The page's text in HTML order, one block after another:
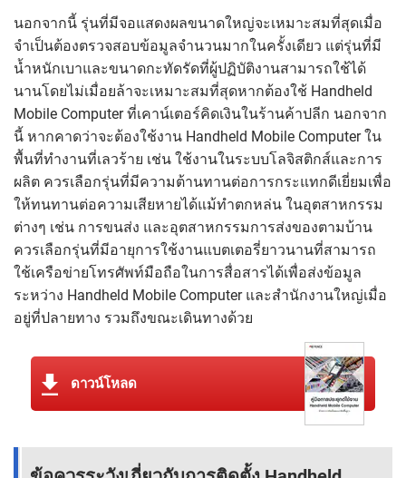
นอกจากนี้ รุ่นที่มีจอแสดงผลขนาดใหญ่จะเหมาะสมที่สุดเมื่อ
จำเป็นต้องตรวจสอบข้อมูลจำนวนมากในครั้งเดียว แต่รุ่นที่มี
น้ำหนักเบาและขนาดกะทัดรัดที่ผู้ปฏิบัติงานสามารถใช้ได้
นานโดยไม่เมื่อยล้าจะเหมาะสมที่สุดหากต้องใช้ Handheld
Mobile Computer ที่เคาน์เตอร์คิดเงินในร้านค้าปลีก นอกจาก
นี้ หากคาดว่าจะต้องใช้งาน Handheld Mobile Computer ใน
พื้นที่ทำงานที่เลวร้าย เช่น ใช้งานในระบบโลจิสติกส์และการ
ผลิต ควรเลือกรุ่นที่มีความต้านทานต่อการกระแทกดีเยี่ยมเพื่อ
ให้ทนทานต่อความเสียหายได้แม้ทำตกหล่น ในอุตสาหกรรม
ต่างๆ เช่น การขนส่ง และอุตสาหกรรมการส่งของตามบ้าน
ควรเลือกรุ่นที่มีอายุการใช้งานแบตเตอรี่ยาวนานที่สามารถ
ใช้เครือข่ายโทรศัพท์มือถือในการสื่อสารได้เพื่อส่งข้อมูล
ระหว่าง Handheld Mobile Computer และสำนักงานใหญ่เมื่อ
อยู่ที่ปลายทาง รวมถึงขณะเดินทางด้วย
ดาวน์โหลด